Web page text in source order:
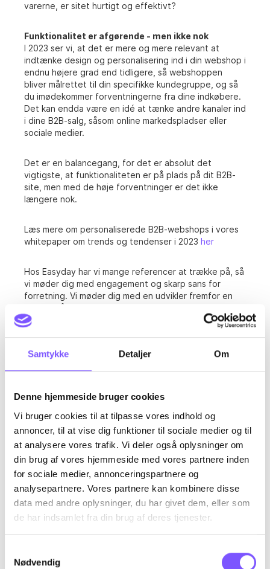
Samtykke Detaljer Om
Denne hjemmeside bruger cookies
Vi bruger cookies til at tilpasse vores indhold og
annoncer, til at vise dig funktioner til sociale medier og til
at analysere vores trafik. Vi deler også oplysninger om
din brug af vores hjemmeside med vores partnere inden
for sociale medier, annonceringspartnere og
analysepartnere. Vores partnere kan kombinere disse
data med andre oplysninger, du har givet dem, eller som
de har indsamlet fra din brug af deres tjenester.
Nødvendig
varerne, er sitet hurtigt og effektivt?
Funktionalitet er afgørende - men ikke nok
I 2023 ser vi, at det er mere og mere relevant at
indtænke design og personalisering ind i din webshop i
endnu højere grad end tidligere, så webshoppen
bliver målrettet til din specifikke kundegruppe, og så
du imødekommer forventningerne fra dine indkøbere.
Det kan endda være en idé at tænke andre kanaler ind
i dine B2B-salg, såsom online markedspladser eller
sociale medier.
Det er en balancegang, for det er absolut det
vigtigste, at funktionaliteten er på plads på dit B2B-
site, men med de høje forventninger er det ikke
længere nok.
Læs mere om personaliserede B2B-webshops i vores
whitepaper om trends og tendenser i 2023 her
Hos Easyday har vi mange referencer at trække på, så
vi møder dig med engagement og skarp sans for
forretning. Vi møder dig med en udvikler fremfor en
sælger, så du taler med en, der kender alle tekniske
muligheder og begrænsninger, og som dermed kan
guide til dig til den helt rigtige skræddersyede løsning
Kildehenvisninger:
https://www.sitecore.com/landing/brand/personalizing-
the-b2b-commerce-experience-en
https://www.forrester.com/report/millennial-b2b-
buyers-come-of-age/RES132706
https://www.sana-commerce.com/b2b-ecommerce-
market-trends/
Hent vores whitepaper her
Udfyld formularen og få tilsendt en PDF fyldt med ny viden og